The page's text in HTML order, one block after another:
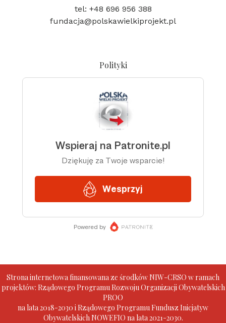
tel: +48 696 956 388
fundacja@polskawielkiprojekt.pl
Polityki
Strona internetowa finansowana ze środków NIW-CRSO w ramach
projektów: Rządowego Programu Rozwoju Organizacji Obywatelskich
PROO
na lata 2018-2030 i Rządowego Programu Fundusz Inicjatyw
Obywatelskich NOWEFIO na lata 2021-2030.